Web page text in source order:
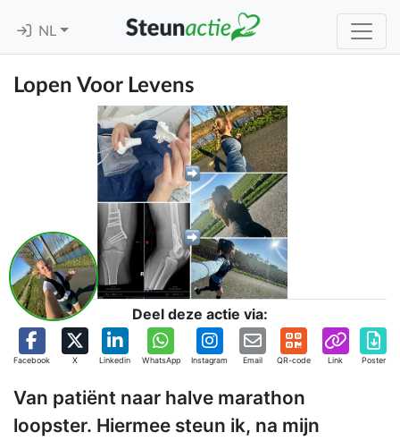
NL
Lopen Voor Levens
Deel deze actie via:
Facebook X Linkedin WhatsApp Instagram Email QR-code Link Poster
Van patiënt naar halve marathon
loopster. Hiermee steun ik, na mijn